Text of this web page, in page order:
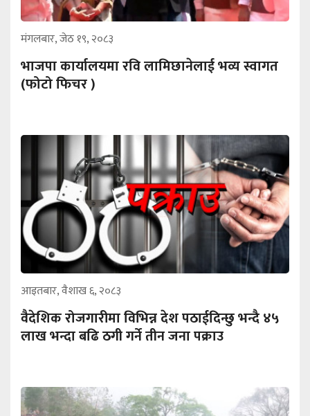
मंगलबार, जेठ १९, २०८३
भाजपा कार्यालयमा रवि लामिछानेलाई भव्य स्वागत
(फोटो फिचर )
आइतबार, वैशाख ६, २०८३
वैदेशिक रोजगारीमा विभिन्न देश पठाईदिन्छु भन्दै ४५
लाख भन्दा बढि ठगी गर्ने तीन जना पक्राउ